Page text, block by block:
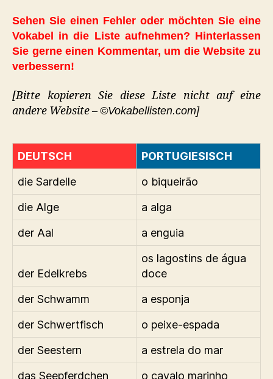
Sehen Sie einen Fehler oder möchten Sie eine
Vokabel in die Liste aufnehmen? Hinterlassen
Sie gerne einen Kommentar, um die Website zu
verbessern!
[Bitte kopieren Sie diese Liste nicht auf eine
andere Website – ©Vokabellisten.com]
DEUTSCH
PORTUGIESISCH
die Sardelle
o biqueirão
die Alge
a alga
der Aal
a enguia
der Edelkrebs
os lagostins de água
doce
der Schwamm
a esponja
der Schwertfisch
o peixe-espada
der Seestern
a estrela do mar
das Seepferdchen
o cavalo marinho